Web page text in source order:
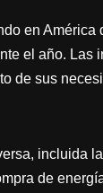
en
el año. Las
de sus
incluida
de